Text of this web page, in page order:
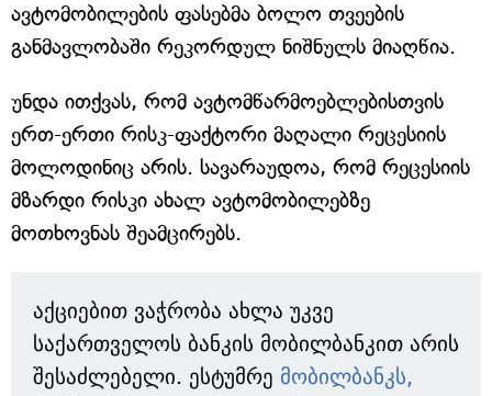
ავტომობილების ფასებმა ბოლო თვეების
განმავლობაში რეკორდულ ნიშნულს მიაღწია.
უნდა ითქვას, რომ ავტომწარმოებლებისთვის
ერთ-ერთი რისკ-ფაქტორი მაღალი რეცესიის
მოლოდინიც არის. სავარაუდოა, რომ რეცესიის
მზარდი რისკი ახალ ავტომობილებზე
მოთხოვნას შეამცირებს.
აქციებით ვაჭრობა ახლა უკვე
საქართველოს ბანკის მობილბანკით არის
შესაძლებელი. ესტუმრე მობილბანკს,